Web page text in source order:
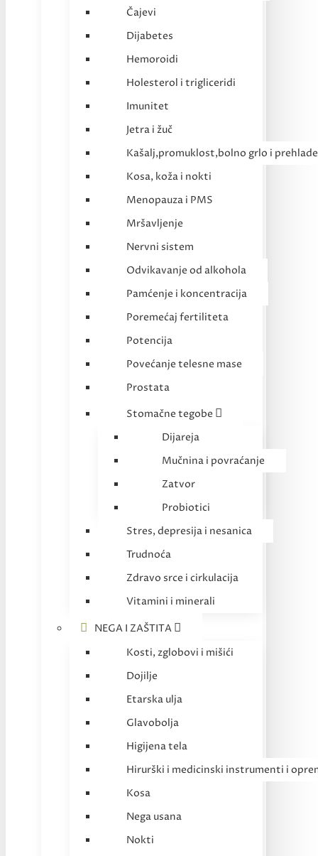
Čajevi
Dijabetes
Hemoroidi
Holesterol i trigliceridi
Imunitet
Jetra i žuč
Kašalj,promuklost,bolno grlo i prehlade
Kosa, koža i nokti
Menopauza i PMS
Mršavljenje
Nervni sistem
Odvikavanje od alkohola
Pamćenje i koncentracija
Poremećaj fertiliteta
Potencija
Povećanje telesne mase
Prostata
Stomačne tegobe
Dijareja
Mučnina i povraćanje
Zatvor
Probiotici
Stres, depresija i nesanica
Trudnoća
Zdravo srce i cirkulacija
Vitamini i minerali
NEGA I ZAŠTITA
Kosti, zglobovi i mišići
Dojilje
Etarska ulja
Glavobolja
Higijena tela
Hirurški i medicinski instrumenti i
Kosa
Nega usana
Nokti